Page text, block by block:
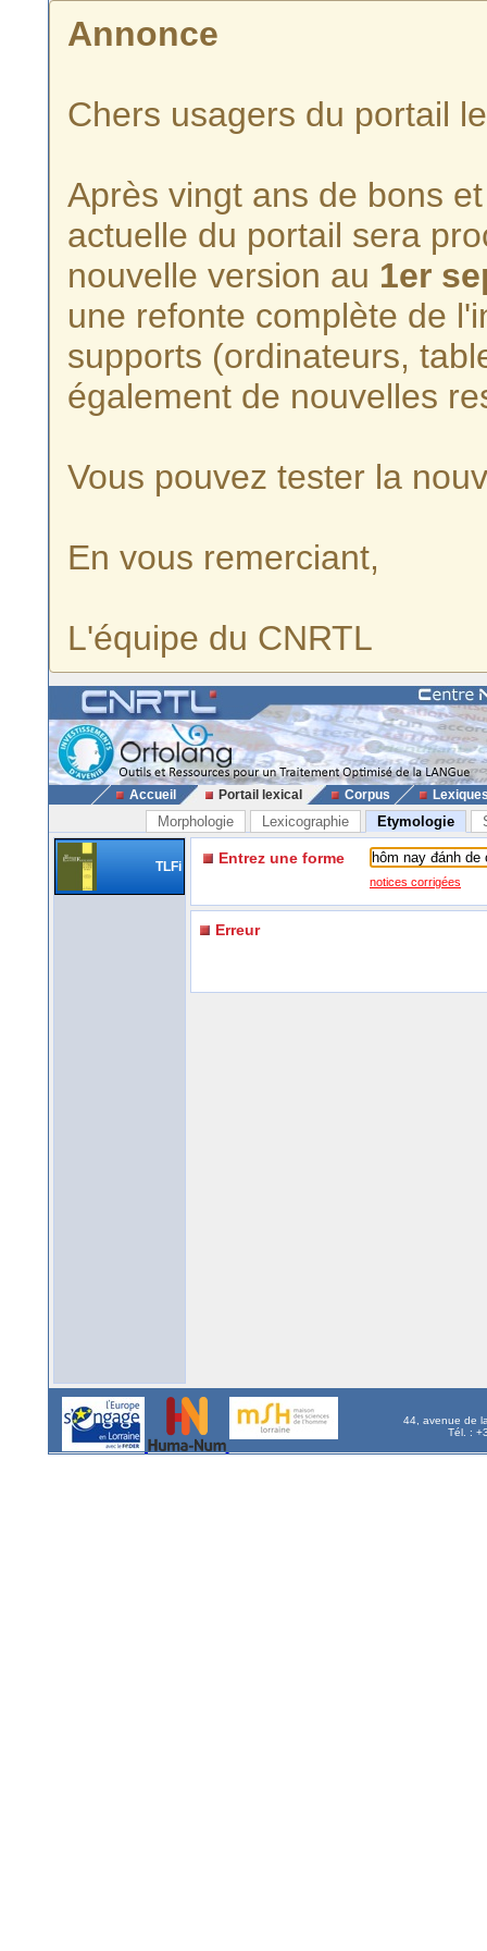
Annonce
Chers usagers du portail
Après vingt ans de bons
actuelle du portail sera
nouvelle version au 1er
une refonte complète de
supports (ordinateurs,
également de nouvelles
Vous pouvez tester la
En vous remerciant,
L'équipe du CNRTL
Accueil Portail lexical Corpus
Morphologie Lexicographie Etymologie
TLFi Entrez une forme
notices corrigées
Erreur
44, avenue de
Tél. :